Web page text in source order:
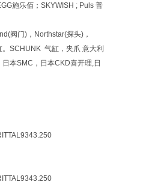
施乐佰；SKYWISH ; Puls 普
阀门)，Northstar(探头)，
SCHUNK 气缸，夹爪 意大利
本SMC，日本CKD喜开理,日